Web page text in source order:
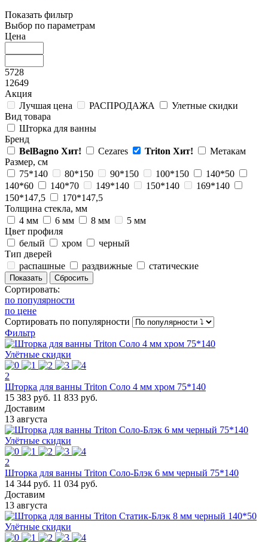
Показать фильтр
Выбор по параметрам
Цена
5728
12649
Акция
Лучшая цена
РАСПРОДАЖА
Улетные скидки
Вид товара
Шторка для ванны
Бренд
BelBagno Хит! Cezares Triton Хит!
Метакам
Размер, см
75*140
80*150 90*150 100*150
140*50
140*60
140*70 149*140 150*140
169*140
150*147,5
170*147,5
Толщина стекла, мм
4 мм
6 мм 8 мм
5 мм
Цвет профиля
белый
хром
черный
Тип дверей
распашные
раздвижные статические
Сортировать:
по популярности
по цене
Сортировать по популярности
Фильтр
Улётные скидки
2
Шторка для ванны Triton Соло 4 мм хром 75*140
15 383 руб. 11 833 руб.
Доставим
13 августа
Улётные скидки
2
Шторка для ванны Triton Соло-Блэк 6 мм черный 75*140
14 344 руб. 11 034 руб.
Доставим
13 августа
Улётные скидки